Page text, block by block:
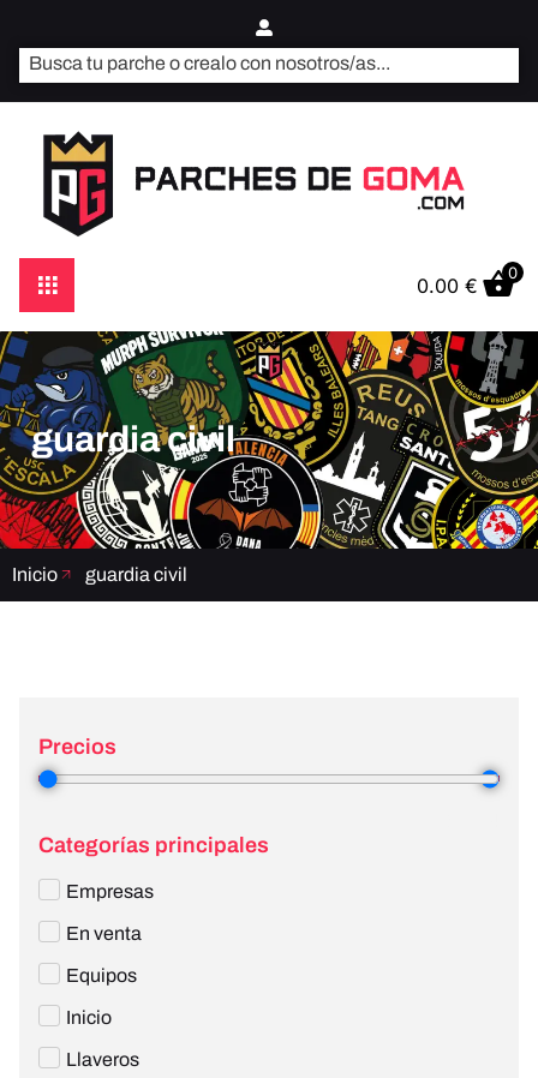
0.00 €
0
guardia civil
Inicio guardia civil
Precios
Categorías principales
Empresas
En venta
Equipos
Inicio
Llaveros